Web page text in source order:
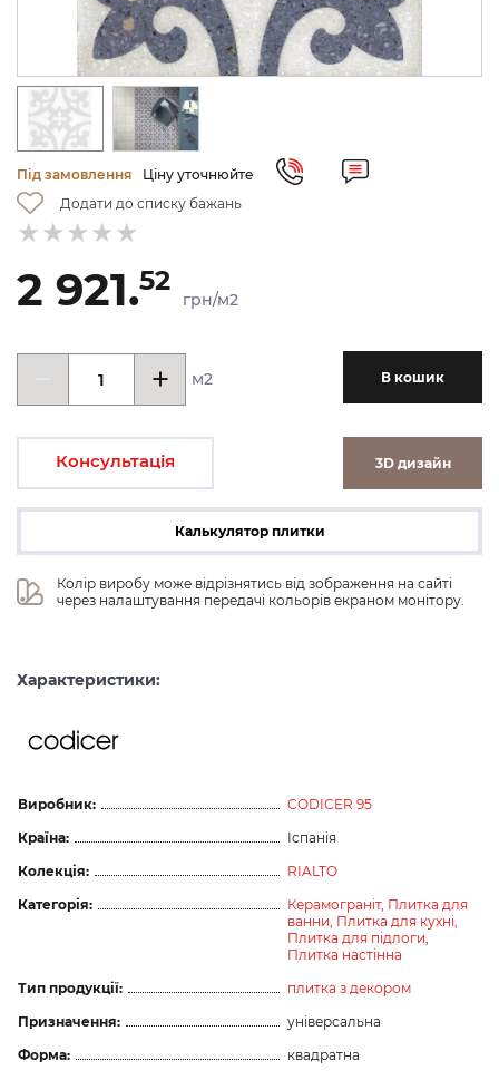
Під замовлення
Ціну уточнюйте
Додати до списку бажань
2 921.52
грн/м2
м2 В кошик
Консультація 3D дизайн
Калькулятор плитки
Колір виробу може відрізнятись від зображення на сайті
через налаштування передачі кольорів екраном монітору.
Характеристики:
Виробник:
CODICER 95
Країна:
Іспанія
Колекція:
RIALTO
Категорія:
Керамограніт, Плитка для
ванни, Плитка для кухні,
Плитка для підлоги,
Плитка настінна
Тип продукції:
плитка з декором
Призначення:
універсальна
Форма:
квадратна